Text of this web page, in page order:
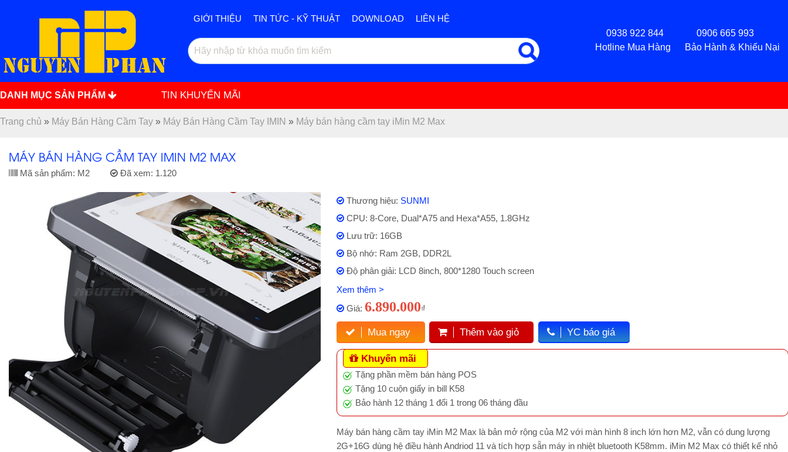
GIỚI THIỆU TIN TỨC - KỸ THUẬT DOWNLOAD
LIÊN HỆ
0938 922 844 0906 665 993
Hotline Mua Hàng Bảo Hành & Khiếu Nại
DANH MỤC SẢN PHẨM TIN KHUYẾN MÃI
Trang chủ » Máy Bán Hàng Cầm Tay » Máy Bán Hàng Cầm Tay IMIN » Máy bán hàng cầm tay iMin M2 Max
MÁY BÁN HÀNG CẦM TAY IMIN M2 MAX
Mã sản phẩm: M2 Đã xem: 1.120
Thương hiệu: SUNMI
CPU: 8-Core, Dual*A75 and Hexa*A55, 1.8GHz
Lưu trữ: 16GB
Bộ nhớ: Ram 2GB, DDR2L
Độ phân giải: LCD 8inch, 800*1280 Touch screen
Xem thêm >
Giá: 6.890.000₫
Mua ngay Thêm vào giỏ YC báo giá
Khuyến mãi
Tặng phần mềm bán hàng POS
Tặng 10 cuộn giấy in bill K58
Bảo hành 12 tháng 1 đổi 1 trong 06 tháng đầu
Máy bán hàng cầm tay iMin M2 Max là bản mở rộng của M2 với màn hình 8 inch lớn hơn M2, vẫn có dung lượng
2G+16G dùng hệ điều hành Andriod 11 và tích hợp sẵn máy in nhiệt bluetooth K58mm. iMin M2 Max có thiết kế nhỏ